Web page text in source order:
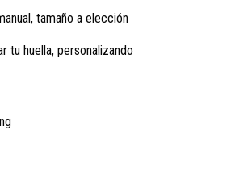
tamaño a elección
tu huella, personalizando